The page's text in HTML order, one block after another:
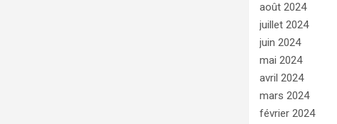
août 2024
juillet 2024
juin 2024
mai 2024
avril 2024
mars 2024
février 2024